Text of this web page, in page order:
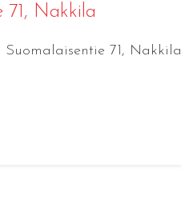
71, Nakkila
71, Nakkila